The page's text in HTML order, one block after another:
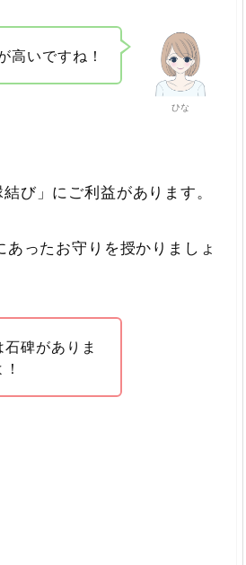
ひな
高いですね！
び」にご利益があります。
ったお守りを授かりましょ
碑がありま